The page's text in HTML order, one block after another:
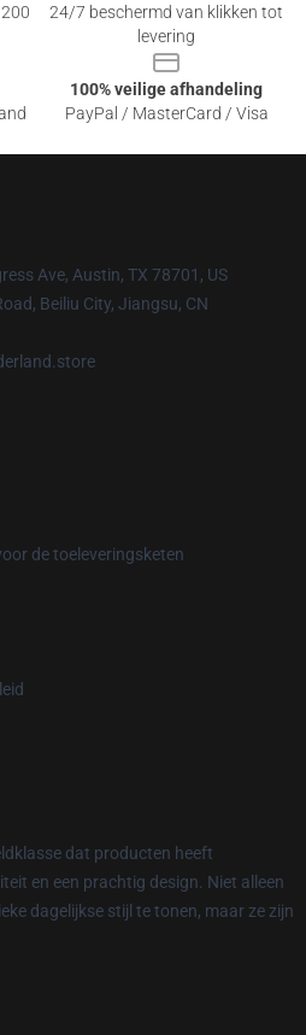
24/7 beschermd van klikken tot
levering
100% veilige afhandeling
PayPal / MasterCard / Visa
Ave, Austin, TX 78701, US
Beiliu City, Jiangsu, CN
de toeleveringsketen
dat producten heeft
en een prachtig design. Niet alleen
dagelijkse stijl te tonen, maar ze zijn